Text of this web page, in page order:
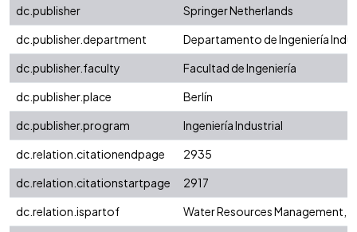
dc.publisher
Springer Netherlands
dc.publisher.department
Departamento de Ingeniería
dc.publisher.faculty
Facultad de Ingeniería
dc.publisher.place
Berlín
dc.publisher.program
Ingeniería Industrial
dc.relation.citationendpage
2935
dc.relation.citationstartpage
2917
dc.relation.ispartof
Water Resources Management,